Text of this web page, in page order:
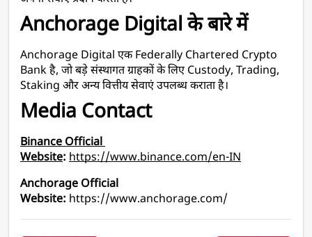
Anchorage Digital के बारे में
Anchorage Digital एक Federally Chartered Crypto
Bank है, जो बड़े संस्थागत ग्राहकों के लिए Custody, Trading,
Staking और अन्य वित्तीय सेवाएं उपलब्ध कराता है।
Media Contact
Binance Official
Website: https://www.binance.com/en-IN
Anchorage Official
Website: https://www.anchorage.com/